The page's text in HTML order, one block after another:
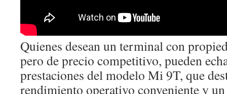
Quienes desean un terminal con
pero de precio competitivo, pueden
prestaciones del modelo Mi 9T, que
rendimiento operativo conveniente y